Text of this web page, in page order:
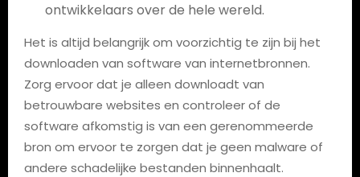
ontwikkelaars over de hele wereld.
Het is altijd belangrijk om voorzichtig te zijn bij het
downloaden van software van internetbronnen.
Zorg ervoor dat je alleen downloadt van
betrouwbare websites en controleer of de
software afkomstig is van een gerenommeerde
bron om ervoor te zorgen dat je geen malware of
andere schadelijke bestanden binnenhaalt.